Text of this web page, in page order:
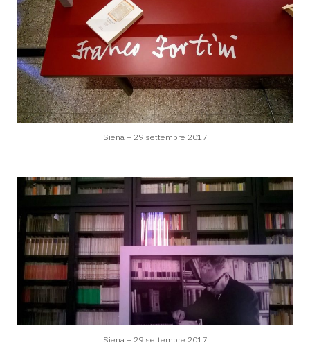
Siena – 29 settembre 2017
Siena – 29 settembre 2017